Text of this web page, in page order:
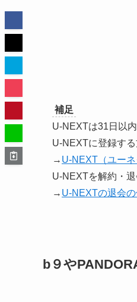
補足
U-NEXTは31日以
U-NEXTに登録す
→ U-NEXT（ユー
U-NEXTを解約・
→ U-NEXTの退会
b９や